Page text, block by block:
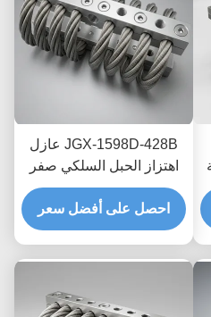
JGX-1598D-428B عازل
اهتزاز الحبل السلكي صفر
الزحف التخفيف الاحتكاك
الخالي من الزيت لحماية
النقل البحري العابر
احصل على أفضل سعر